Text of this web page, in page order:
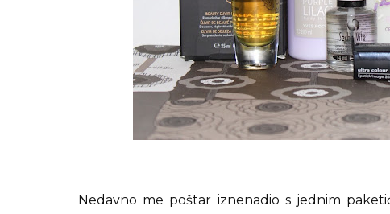
Nedavno me poštar iznenadio s jednim